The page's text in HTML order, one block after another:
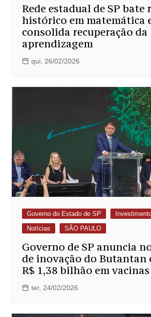
Rede estadual de SP bate
histórico em matemática
consolida recuperação da
aprendizagem
qui, 26/02/2026
Governo do Estado de SP
Notícias
SÃO PAULO
Governo de SP anuncia
de inovação do Butantan
R$ 1,38 bilhão em vacinas
ter, 24/02/2026